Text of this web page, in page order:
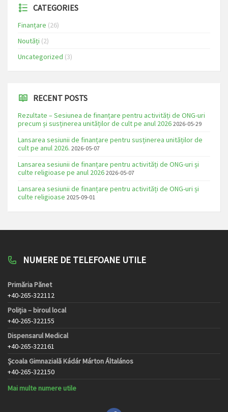
CATEGORIES
Finanțare (26)
Noutăți (2)
Uncategorized (3)
RECENT POSTS
Rezultate – Sesiunea de finanțare pentru activități de ONG-uri
precum și susținerea unităților de cult pe anul 2026 2026-05-29
Lansarea sesiunii de finanțare pentru susținerea unităților de
cult pe anul 2026. 2026-05-07
Lansarea sesiunii de finanțare pentru activități de ONG-uri și
culte religioase pe anul 2026 2026-05-07
Lansarea sesiunii de finanțare pentru activități de ONG-uri și
culte religioase 2025-09-01
NUMERE DE TELEFOANE UTILE
Primăria Pănet
+40-265-322112
Poliția – biroul local
+40-265-322155
Dispensarul Medical
+40-265-322161
Școala Gimnazială Kádár Márton Általános
+40-265-322150
Mai multe numere utile